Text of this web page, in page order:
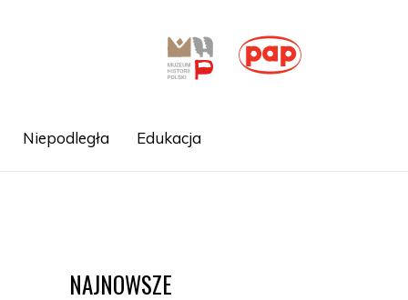
Niepodległa Edukacja
NAJNOWSZE